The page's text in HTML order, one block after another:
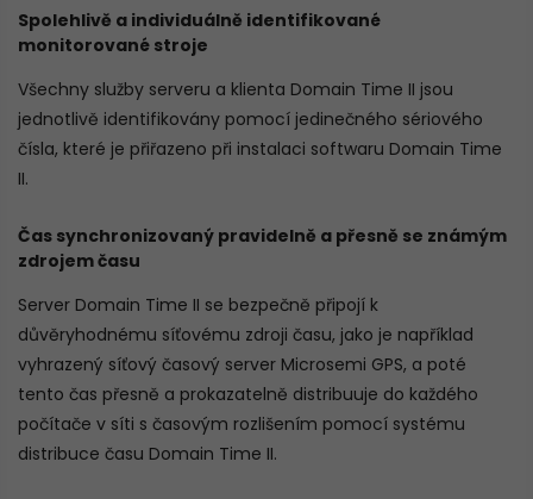
Spolehlivě a individuálně identifikované
monitorované stroje
Všechny služby serveru a klienta Domain Time II jsou
jednotlivě identifikovány pomocí jedinečného sériového
čísla, které je přiřazeno při instalaci softwaru Domain Time
II.
Čas synchronizovaný pravidelně a přesně se známým
zdrojem času
Server Domain Time II se bezpečně připojí k
důvěryhodnému síťovému zdroji času, jako je například
vyhrazený síťový časový server Microsemi GPS, a poté
tento čas přesně a prokazatelně distribuuje do každého
počítače v síti s časovým rozlišením pomocí systému
distribuce času Domain Time II.